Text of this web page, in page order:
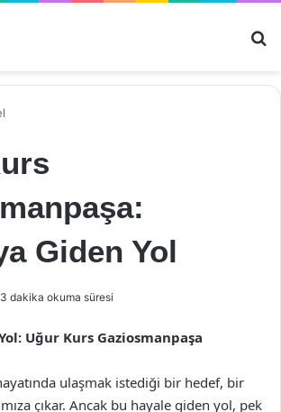
Giden Yol
3 dakika okuma süresi
Uğur Kurs Gaziosmanpaşa
ulaşmak istediği bir hedef, bir
çıkar. Ancak bu hayale giden yol, pek